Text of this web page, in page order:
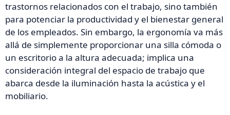
trastornos relacionados con el trabajo, sino también
para potenciar la productividad y el bienestar general
de los empleados. Sin embargo, la ergonomía va más
allá de simplemente proporcionar una silla cómoda o
un escritorio a la altura adecuada; implica una
consideración integral del espacio de trabajo que
abarca desde la iluminación hasta la acústica y el
mobiliario.